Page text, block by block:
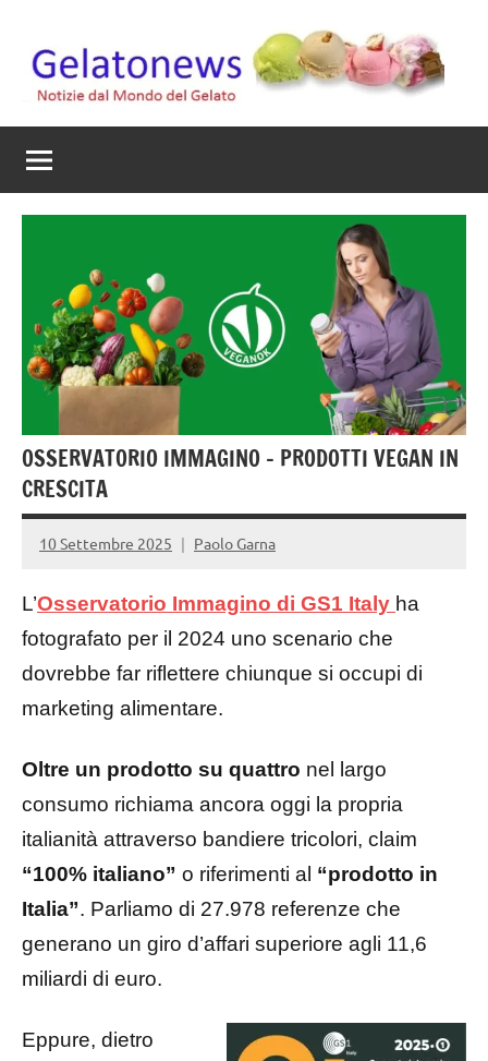
contenuto
Gelato
News
mondo
del
OSSERVATORIO IMMAGINO – PRODOTTI VEGAN IN
CRESCITA
10 Settembre 2025 Paolo Garna
L’Osservatorio Immagino di GS1 Italy ha
fotografato per il 2024 uno scenario che
dovrebbe far riflettere chiunque si occupi di
marketing alimentare.
Oltre un prodotto su quattro nel largo
consumo richiama ancora oggi la propria
italianità attraverso bandiere tricolori, claim
“100% italiano” o riferimenti al “prodotto in
Italia”. Parliamo di 27.978 referenze che
generano un giro d’affari superiore agli 11,6
miliardi di euro.
Eppure, dietro